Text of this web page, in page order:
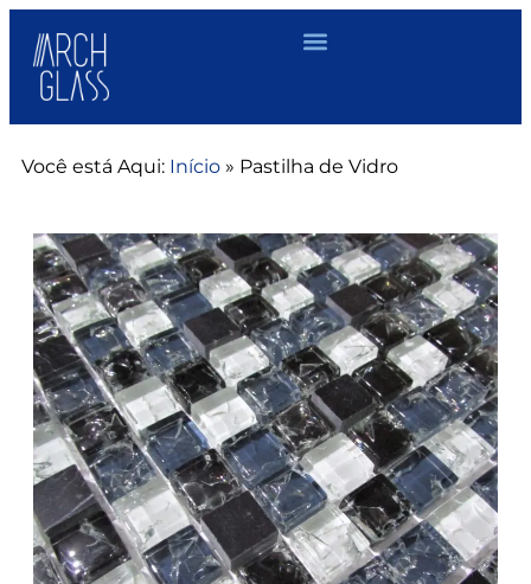
Você está Aqui: Início » Pastilha de Vidro